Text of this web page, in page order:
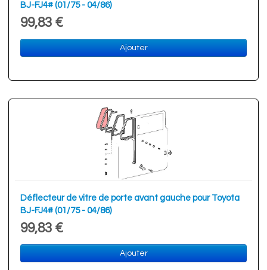
BJ-FJ4# (01/75 - 04/86)
99,83 €
Ajouter
Déflecteur de vitre de porte avant gauche pour Toyota
BJ-FJ4# (01/75 - 04/86)
99,83 €
Ajouter